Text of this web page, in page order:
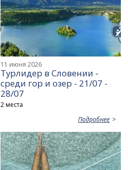
11 июня 2026
Турлидер в Словении -
среди гор и озер - 21/07 -
28/07
2 места
Подробнее